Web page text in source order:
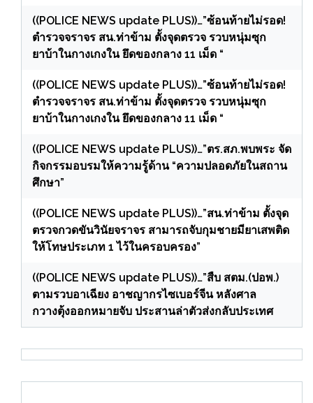
((POLICE NEWS update PLUS))…”ซ้อนท้ายไม่รอด!
ตำรวจจราจร สน.ท่าข้าม ตั้งจุดตรวจ รวบหนุ่มซุก
ยาบ้าในกางเกงใน ยึดของกลาง 11 เม็ด “
((POLICE NEWS update PLUS))…”ซ้อนท้ายไม่รอด!
ตำรวจจราจร สน.ท่าข้าม ตั้งจุดตรวจ รวบหนุ่มซุก
ยาบ้าในกางเกงใน ยึดของกลาง 11 เม็ด “
((POLICE NEWS update PLUS))…”ตร.สภ.พบพระ จัด
กิจกรรมอบรมให้ความรู้ด้าน “ความปลอดภัยในสถาน
ศึกษา”
((POLICE NEWS update PLUS))…”สน.ท่าข้าม ตั้งจุด
ตรวจกวดขันวินัยจราจร สามารถจับกุมชายมียาเสพติด
ให้โทษประเภท 1 ไว้ในครอบครอง”
((POLICE NEWS update PLUS))…”สืบ สตม.(ปอพ.)
ตามรวบอาเฉียง อาชญากรไซเบอร์จีน หลังศาล
กวางตุ้งออกหมายจับ ประสานล่าตัวส่งกลับประเทศ